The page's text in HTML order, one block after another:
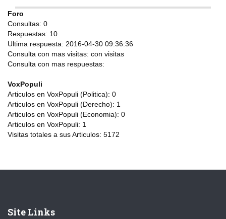
Foro
Consultas: 0
Respuestas: 10
Ultima respuesta: 2016-04-30 09:36:36
Consulta con mas visitas: con visitas
Consulta con mas respuestas:
VoxPopuli
Articulos en VoxPopuli (Politica): 0
Articulos en VoxPopuli (Derecho): 1
Articulos en VoxPopuli (Economia): 0
Articulos en VoxPopuli: 1
Visitas totales a sus Articulos: 5172
Site Links